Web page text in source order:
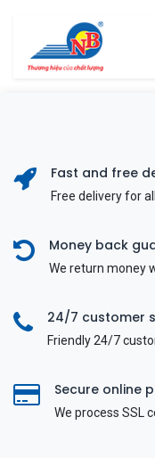
Fast and free
Free delivery for
Money back
We return money
24/7 customer
Friendly 24/7
Secure online
We process SSL